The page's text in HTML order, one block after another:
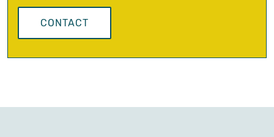
CONTACT